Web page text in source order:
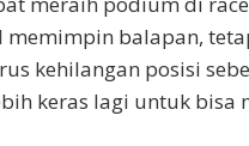
memimpin balapan,
kehilangan posisi
keras lagi untuk bisa